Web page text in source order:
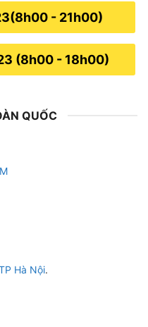
- 21h00)
(8h00 - 18h00)
QUỐC
Hà Nội.